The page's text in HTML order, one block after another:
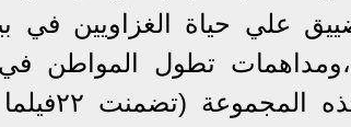
علي حياة الغزاويين في
،ومداهمات تطول المواطن
اشرف